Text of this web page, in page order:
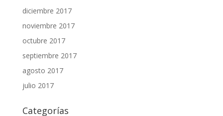
diciembre 2017
noviembre 2017
octubre 2017
septiembre 2017
agosto 2017
julio 2017
Categorías